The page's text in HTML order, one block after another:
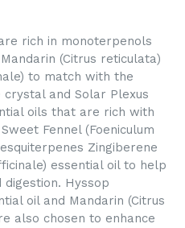
rich in monoterpenols
(Citrus reticulata)
to match with the
and Solar Plexus
oils that are rich with
Fennel (Foeniculum
Zingiberene
essential oil to help
Hyssop
oil and Mandarin (Citrus
also chosen to enhance